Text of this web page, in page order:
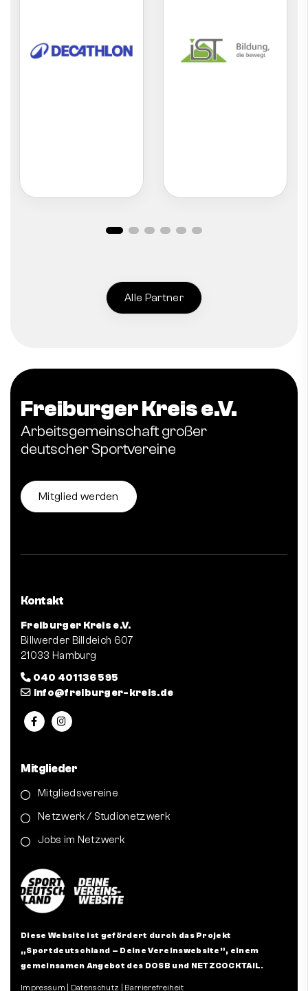
Alle Partner
Freiburger Kreis e.V.
Arbeitsgemeinschaft großer
deutscher Sportvereine
Mitglied werden
Kontakt
Freiburger Kreis e.V.
Billwerder Billdeich 607
21033 Hamburg
040 401 136 595
info@freiburger-kreis.de
Mitglieder
Mitgliedsvereine
Netzwerk / Studionetzwerk
Jobs im Netzwerk
Diese Website ist gefördert durch das Projekt
„Sportdeutschland – Deine Vereinswebsite”, einem
gemeinsamen Angebot des DOSB und NETZCOCKTAIL.
Impressum Datenschutz Barrierefreiheit